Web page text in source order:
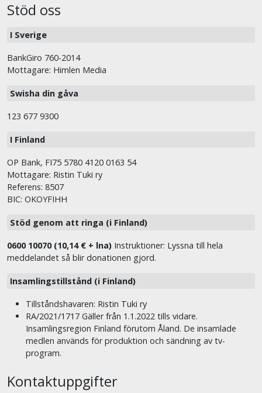
Stöd oss
I Sverige
BankGiro 760-2014
Mottagare: Himlen Media
Swisha din gåva
123 677 9300
I Finland
OP Bank, FI75 5780 4120 0163 54
Mottagare: Ristin Tuki ry
Referens: 8507
BIC: OKOYFIHH
Stöd genom att ringa (i Finland)
0600 10070 (10,14 € + lna) Instruktioner: Lyssna till hela
meddelandet så blir donationen gjord.
Insamlingstillstånd (i Finland)
Tillståndshavaren: Ristin Tuki ry
RA/2021/1717 Gäller från 1.1.2022 tills vidare.
Insamlingsregion Finland förutom Åland. De insamlade
medlen används för produktion och sändning av tv-
program.
Kontaktuppgifter